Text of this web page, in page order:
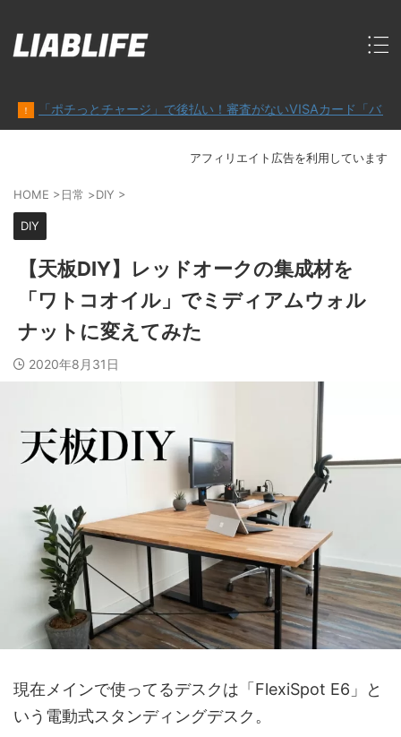
チャージ」で後払い！審査がないVISAカード「バンドルカード」
アフィリエイト広告を利用しています
HOME >日常 >DIY >
DIY
【天板DIY】レッドオークの集成材を
「ワトコオイル」でミディアムウォル
ナットに変えてみた
2020年8月31日
現在メインで使ってるデスクは「FlexiSpot E6」と
いう電動式スタンディングデスク。